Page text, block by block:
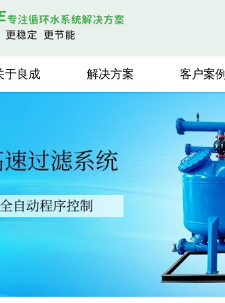
于良成 解决方案 客户案例